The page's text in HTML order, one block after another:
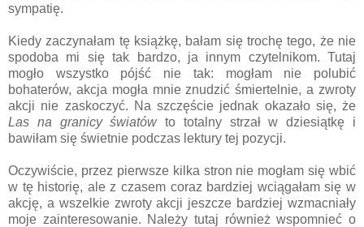
sympatię.
Kiedy zaczynałam tę książkę, bałam się trochę tego, że nie
spodoba mi się tak bardzo, ja innym czytelnikom. Tutaj
mogło wszystko pójść nie tak: mogłam nie polubić
bohaterów, akcja mogła mnie znudzić śmiertelnie, a zwroty
akcji nie zaskoczyć. Na szczęście jednak okazało się, że
Las na granicy światówto totalny strzał w dziesiątkę i
bawiłam się świetnie podczas lektury tej pozycji.
Oczywiście, przez pierwsze kilka stron nie mogłam się wbić
w tę historię, ale z czasem coraz bardziej wciągałam się w
akcję, a wszelkie zwroty akcji jeszcze bardziej wzmacniały
moje zainteresowanie. Należy tutaj również wspomnieć o